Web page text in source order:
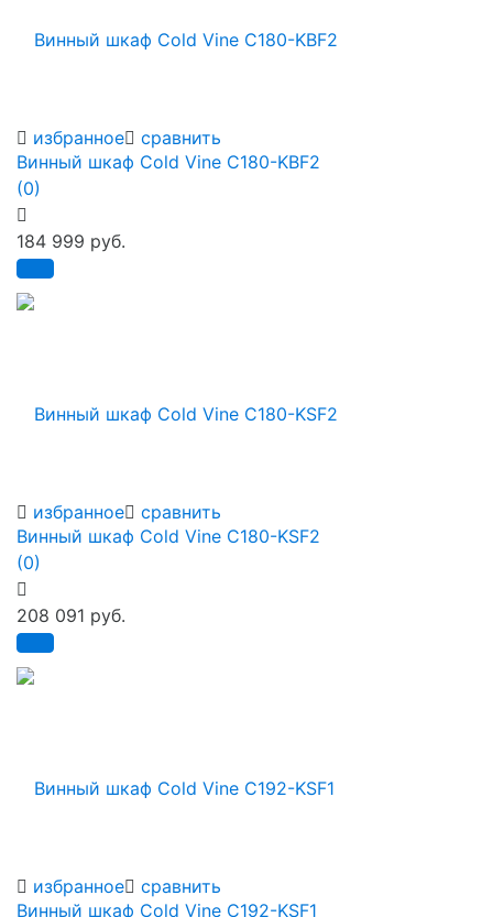
избранное сравнить
избранное сравнить
Винный шкаф Cold Vine C180-KBF2
(0)
184 999 руб.
избранное сравнить
Винный шкаф Cold Vine C180-KSF2
(0)
208 091 руб.
Винный шкаф Cold Vine C192-KSF1